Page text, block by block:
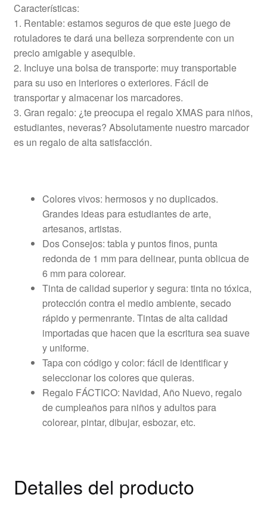
Características:
1. Rentable: estamos seguros de que este juego de
rotuladores te dará una belleza sorprendente con un
precio amigable y asequible.
2. Incluye una bolsa de transporte: muy transportable
para su uso en interiores o exteriores. Fácil de
transportar y almacenar los marcadores.
3. Gran regalo: ¿te preocupa el regalo XMAS para niños,
estudiantes, neveras? Absolutamente nuestro marcador
es un regalo de alta satisfacción.
Colores vivos: hermosos y no duplicados.
Grandes ideas para estudiantes de arte,
artesanos, artistas.
Dos Consejos: tabla y puntos finos, punta
redonda de 1 mm para delinear, punta oblicua de
6 mm para colorear.
Tinta de calidad superior y segura: tinta no tóxica,
protección contra el medio ambiente, secado
rápido y permenrante. Tintas de alta calidad
importadas que hacen que la escritura sea suave
y uniforme.
Tapa con código y color: fácil de identificar y
seleccionar los colores que quieras.
Regalo FÁCTICO: Navidad, Año Nuevo, regalo
de cumpleaños para niños y adultos para
colorear, pintar, dibujar, esbozar, etc.
Detalles del producto